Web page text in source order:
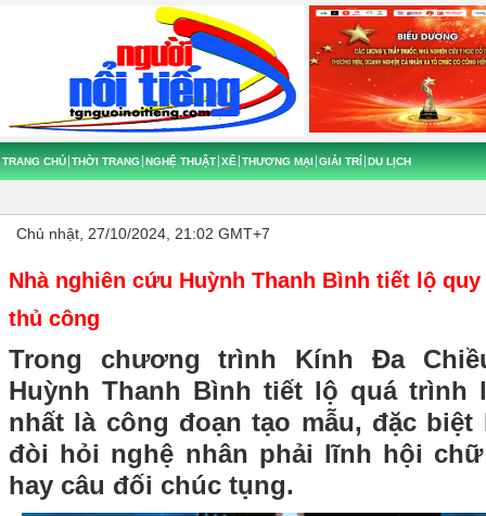
TRANG CHỦ THỜI TRANG NGHỆ THUẬT XẾ THƯƠNG MẠI GIẢI TRÍ DU LỊCH
Chủ nhật, 27/10/2024, 21:02 GMT+7
Nhà nghiên cứu Huỳnh Thanh Bình tiết lộ
thủ công
Trong chương trình Kính Đa
Huỳnh Thanh Bình tiết lộ quá trình
nhất là công đoạn tạo mẫu, đặc
đòi hỏi nghệ nhân phải lĩnh hội
hay câu đối chúc tụng.